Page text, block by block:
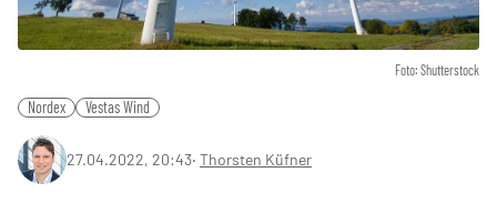
Foto: Shutterstock
Nordex Vestas Wind
27.04.2022, 20:43‧ Thorsten Küfner